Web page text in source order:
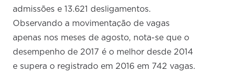
admissões e 13.621 desligamentos.
Observando a movimentação de vagas
apenas nos meses de agosto, nota-se que o
desempenho de 2017 é o melhor desde 2014
e supera o registrado em 2016 em 742 vagas.